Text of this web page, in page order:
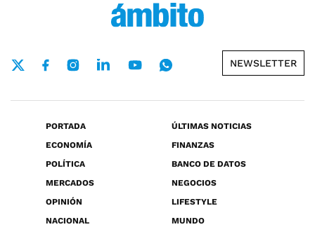
NEWSLETTER
PORTADA
ÚLTIMAS NOTICIAS
ECONOMÍA
FINANZAS
POLÍTICA
BANCO DE DATOS
MERCADOS
NEGOCIOS
OPINIÓN
LIFESTYLE
NACIONAL
MUNDO